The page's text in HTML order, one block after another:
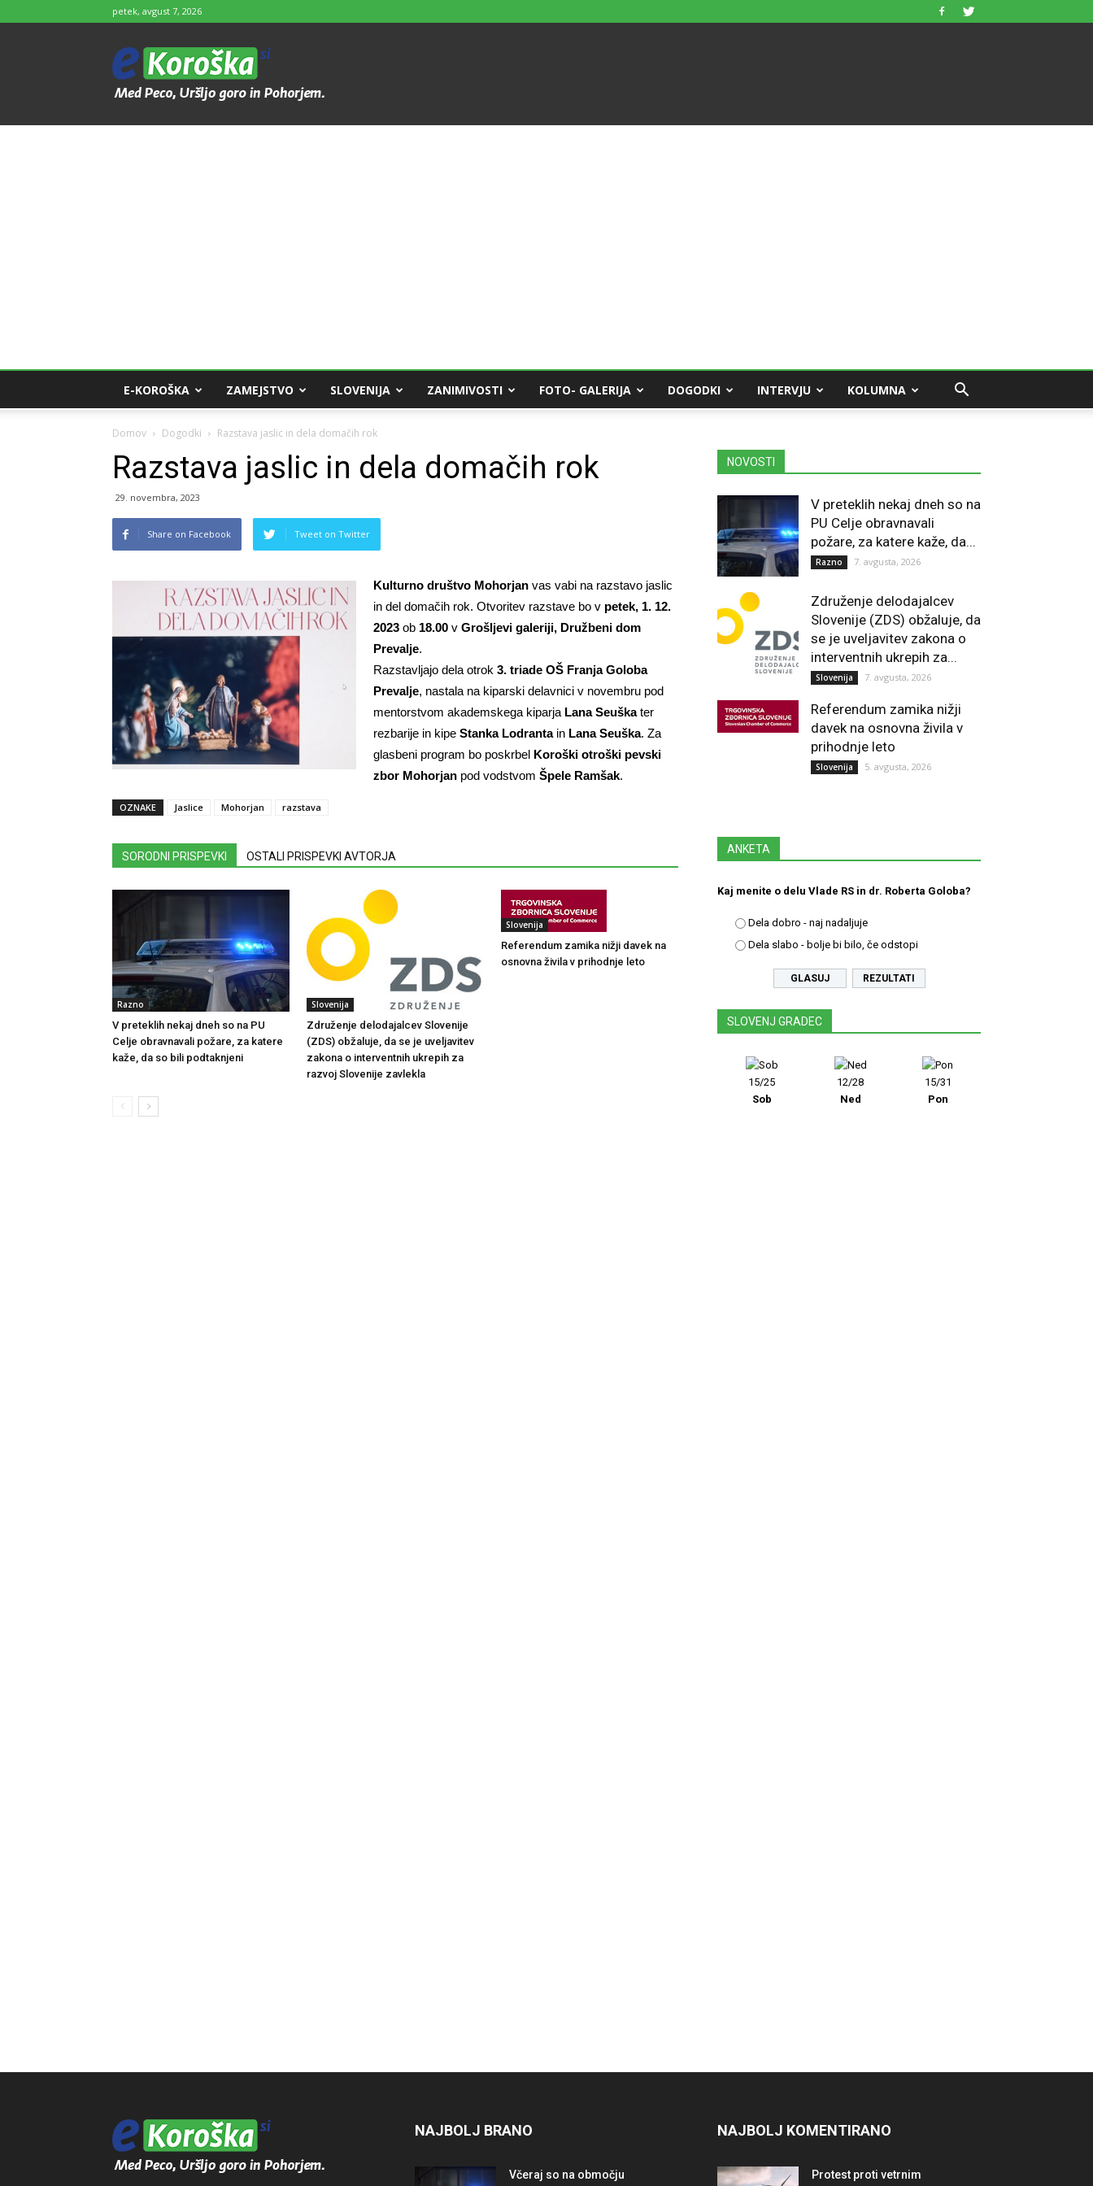
petek, avgust 7, 2026
e-
Koroška
E-KOROŠKA ZAMEJSTVO SLOVENIJA ZANIMIVOSTI FOTO- GALERIJA DOGODKI INTERVJU KOLUMNA
Domov Dogodki Razstava jaslic in dela domačih rok
Razstava jaslic in dela domačih rok
29. novembra, 2023
Share on Facebook Tweet on Twitter
Kulturno društvo Mohorjan vas vabi na razstavo jaslic
in del domačih rok. Otvoritev razstave bo v petek, 1. 12.
2023 ob 18.00 v Grošljevi galeriji, Družbeni dom
Prevalje.
Razstavljajo dela otrok 3. triade OŠ Franja Goloba
Prevalje, nastala na kiparski delavnici v novembru pod
mentorstvom akademskega kiparja Lana Seuškater
rezbarije in kipe Stanka Lodrantain Lana Seuška. Za
glasbeni program bo poskrbel Koroški otroški pevski
zbor Mohorjan pod vodstvom Špele Ramšak.
OZNAKE Jaslice Mohorjan razstava
SORODNI PRISPEVKI OSTALI PRISPEVKI AVTORJA
Razno
V preteklih nekaj dneh so na PU
Celje obravnavali požare, za katere
kaže, da so bili podtaknjeni
Slovenija
Združenje delodajalcev Slovenije
(ZDS) obžaluje, da se je uveljavitev
zakona o interventnih ukrepih za
razvoj Slovenije zavlekla
Slovenija
Referendum zamika nižji davek na
osnovna živila v prihodnje leto
NOVOSTI
V preteklih nekaj dneh so na
PU Celje obravnavali
požare, za katere kaže, da...
Razno 7. avgusta, 2026
Združenje delodajalcev
Slovenije (ZDS) obžaluje, da
se je uveljavitev zakona o
interventnih ukrepih za...
Slovenija 7. avgusta, 2026
Referendum zamika nižji
davek na osnovna živila v
prihodnje leto
Slovenija 5. avgusta, 2026
ANKETA
Kaj menite o delu Vlade RS in dr. Roberta Goloba?
Dela dobro - naj nadaljuje
Dela slabo - bolje bi bilo, če odstopi
REZULTATI
SLOVENJ GRADEC
15/25
Sob
12/28
Ned
15/31
Pon
NAJBOLJ BRANO
Včeraj so na območju
NAJBOLJ KOMENTIRANO
Protest proti vetrnim